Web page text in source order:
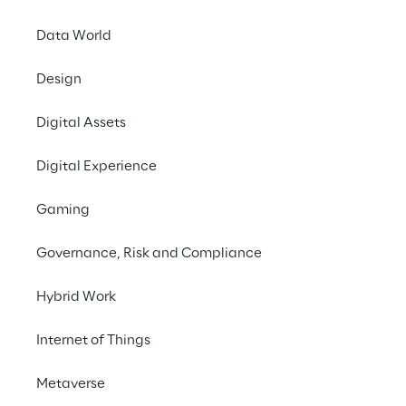
Data World
Design
Digital Assets
Digital Experience
Gaming
Governance, Risk and Compliance
Hybrid Work
Internet of Things
Metaverse
Demo buchen
#WorkforceIntelligence #TalentMapping